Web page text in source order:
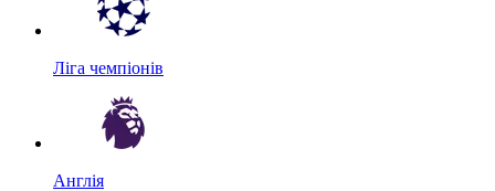
Ліга чемпіонів
Англія